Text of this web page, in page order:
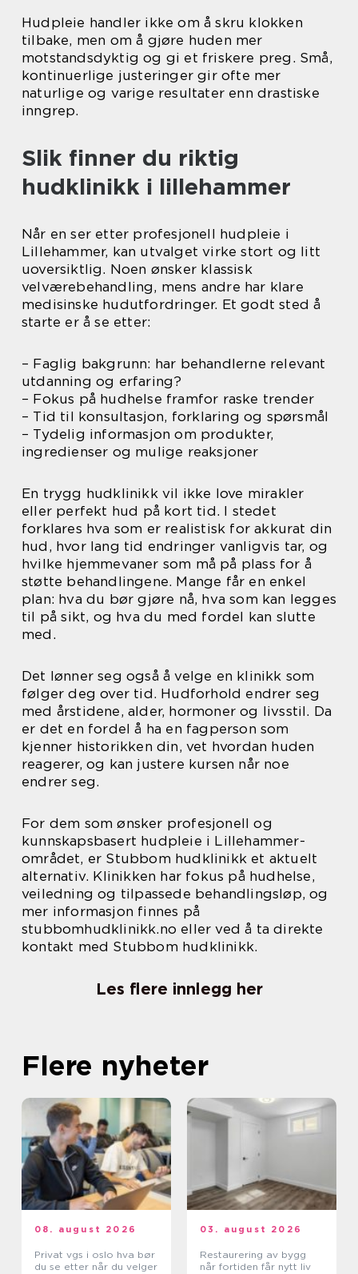
Hudpleie handler ikke om å skru klokken
tilbake, men om å gjøre huden mer
motstandsdyktig og gi et friskere preg. Små,
kontinuerlige justeringer gir ofte mer
naturlige og varige resultater enn drastiske
inngrep.
Slik finner du riktig
hudklinikk i lillehammer
Når en ser etter profesjonell hudpleie i
Lillehammer, kan utvalget virke stort og litt
uoversiktlig. Noen ønsker klassisk
velværebehandling, mens andre har klare
medisinske hudutfordringer. Et godt sted å
starte er å se etter:
– Faglig bakgrunn: har behandlerne relevant
utdanning og erfaring?
– Fokus på hudhelse framfor raske trender
– Tid til konsultasjon, forklaring og spørsmål
– Tydelig informasjon om produkter,
ingredienser og mulige reaksjoner
En trygg hudklinikk vil ikke love mirakler
eller perfekt hud på kort tid. I stedet
forklares hva som er realistisk for akkurat din
hud, hvor lang tid endringer vanligvis tar, og
hvilke hjemmevaner som må på plass for å
støtte behandlingene. Mange får en enkel
plan: hva du bør gjøre nå, hva som kan legges
til på sikt, og hva du med fordel kan slutte
med.
Det lønner seg også å velge en klinikk som
følger deg over tid. Hudforhold endrer seg
med årstidene, alder, hormoner og livsstil. Da
er det en fordel å ha en fagperson som
kjenner historikken din, vet hvordan huden
reagerer, og kan justere kursen når noe
endrer seg.
For dem som ønsker profesjonell og
kunnskapsbasert hudpleie i Lillehammer-
området, er Stubbom hudklinikk et aktuelt
alternativ. Klinikken har fokus på hudhelse,
veiledning og tilpassede behandlingsløp, og
mer informasjon finnes på
stubbomhudklinikk.no eller ved å ta direkte
kontakt med Stubbom hudklinikk.
Les flere innlegg her
Flere nyheter
08. august 2026
Privat vgs i oslo hva bør
du se etter når du velger
03. august 2026
Restaurering av bygg
når fortiden får nytt liv